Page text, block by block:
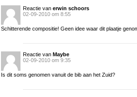
Reactie van erwin schoors
02-09-2010 om 8:55
Schitterende compositie! Geen idee waar dit plaatje
Reactie van Maybe
02-09-2010 om 9:35
Is dit soms genomen vanuit de bib aan het Zuid?